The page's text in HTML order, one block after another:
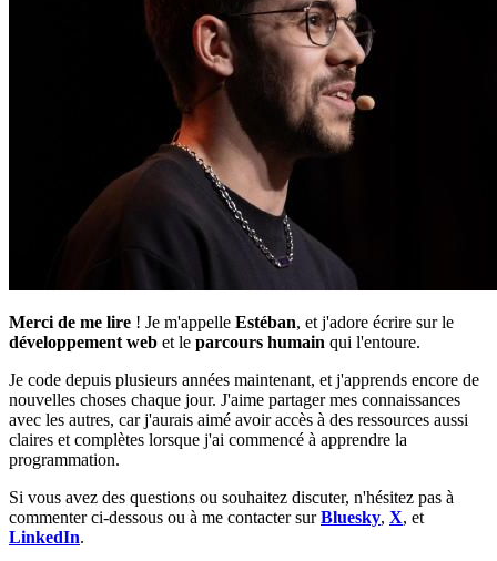
Merci de me lire ! Je m'appelle Estéban, et j'adore écrire sur le
développement web et le parcours humain qui l'entoure.
Je code depuis plusieurs années maintenant, et j'apprends encore de
nouvelles choses chaque jour. J'aime partager mes connaissances
avec les autres, car j'aurais aimé avoir accès à des ressources aussi
claires et complètes lorsque j'ai commencé à apprendre la
programmation.
Si vous avez des questions ou souhaitez discuter, n'hésitez pas à
commenter ci-dessous ou à me contacter surBluesky, X, et
LinkedIn.